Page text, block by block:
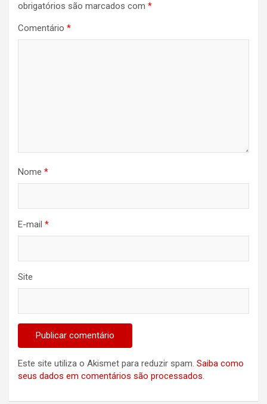
obrigatórios são marcados com *
Comentário *
Nome *
E-mail *
Site
Este site utiliza o Akismet para reduzir spam. Saiba como
seus dados em comentários são processados.